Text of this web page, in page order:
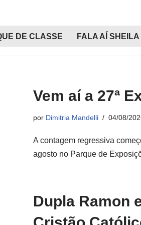
DE CLASSE FALA AÍ SHEILA
Vem aí a 27ª
por Dimitria Mandelli 04/08/
A contagem regressiva
agosto no Parque de
Dupla Ramon